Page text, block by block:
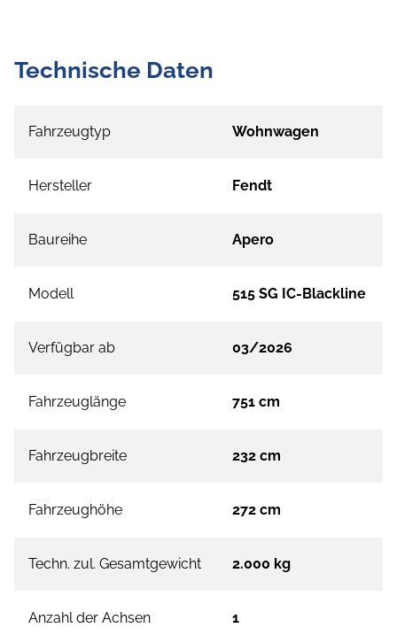
Technische Daten
Fahrzeugtyp Wohnwagen
Hersteller Fendt
Baureihe Apero
Modell 515 SG IC-Blackline
Verfügbar ab 03/2026
Fahrzeuglänge 751 cm
Fahrzeugbreite 232 cm
Fahrzeughöhe 272 cm
Techn. zul. Gesamtgewicht 2.000 kg
Anzahl der Achsen 1